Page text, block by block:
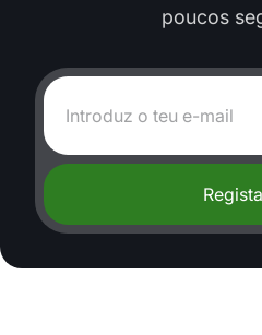
poucos